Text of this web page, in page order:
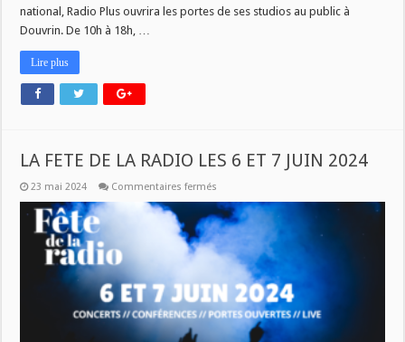
national, Radio Plus ouvrira les portes de ses studios au public à
Douvrin. De 10h à 18h, …
Lire plus
LA FETE DE LA RADIO LES 6 ET 7 JUIN 2024
23 mai 2024 Commentaires fermés
FETE
DE
LA
LES
7
JUIN
2024